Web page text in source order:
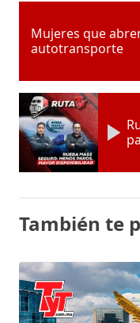
Mujeres que
autotransporte
También te